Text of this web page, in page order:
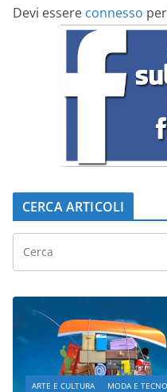
Devi essere connesso
CERCA ARTICOLI
ARTE E CULTURA MODA E